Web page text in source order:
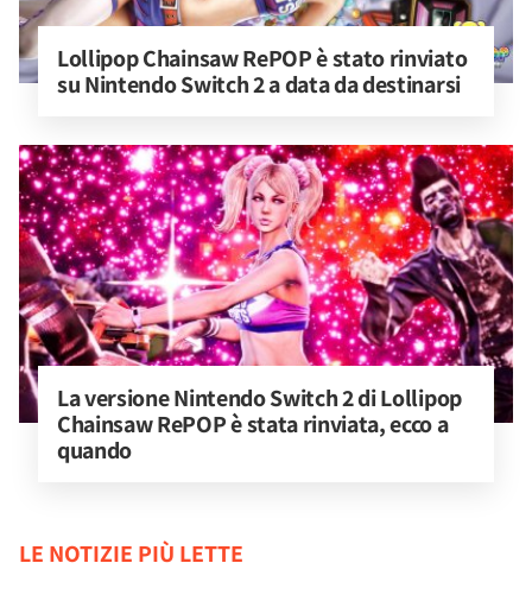
Lollipop Chainsaw RePOP è stato rinviato
su Nintendo Switch 2 a data da destinarsi
La versione Nintendo Switch 2 di Lollipop
Chainsaw RePOP è stata rinviata, ecco a
quando
LE NOTIZIE PIÙ LETTE